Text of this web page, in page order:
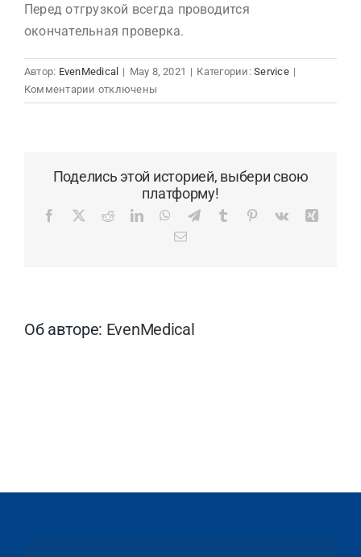
Перед отгрузкой всегда проводится
окончательная проверка.
Автор: EvenMedical | May 8, 2021 | Категории:Service |
Комментарии к
записи
guarantee
отключены
Поделись этой историей, выбери свою
платформу!
Facebook РеддитLinkedInWhatsApp
Телеграмма
ТамблерПинтерест
Вк
Электронная
Об авторе: EvenMedical